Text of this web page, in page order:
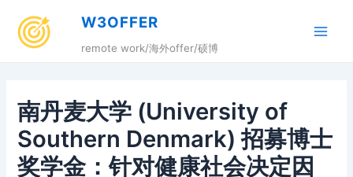
W3OFFER
remote work/海外offer/硕博
南丹麦大学 (University of
Southern Denmark) 招募博士
奖学金：针对健康社会决定因